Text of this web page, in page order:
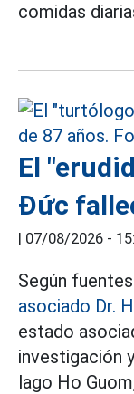
comidas
El
Đức
| 07/08/2026 -
Según
asociado Dr.
estado
investigación
lago Ho